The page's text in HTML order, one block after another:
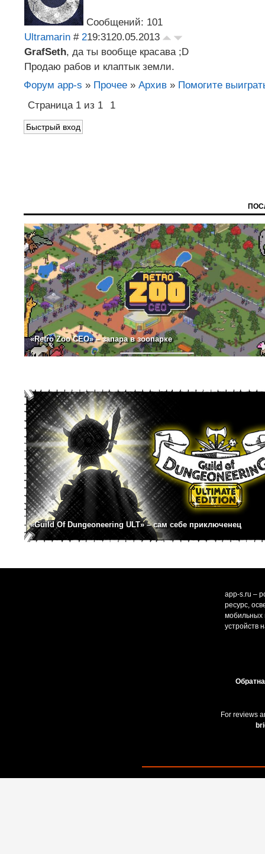
Сообщений: 101
Ultramarin # 219:3120.05.2013
GrafSeth, да ты вообще красава ;D
Продаю рабов и клаптык земли.
Форум app-s » Прочее » Архив » Помогите
Страница 1 из 1 1
«Retro Zoo CEO» – запара в зоопарке
«Guild Of Dungeoneering ULT» – сам себе приключенец
app-s.ru –
ресурс,
мобильных
устройств
For reviews